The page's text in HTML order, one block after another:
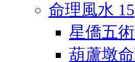
命理風水 15
星僑五
葫蘆墩